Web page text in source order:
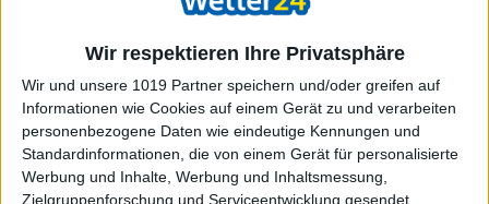
Wir respektieren Ihre Privatsphäre
Wir und unsere 1019 Partner speichern und/oder greifen auf
Informationen wie Cookies auf einem Gerät zu und verarbeiten
personenbezogene Daten wie eindeutige Kennungen und
Standardinformationen, die von einem Gerät für personalisierte
Werbung und Inhalte, Werbung und Inhaltsmessung,
Zielgruppenforschung und Serviceentwicklung gesendet